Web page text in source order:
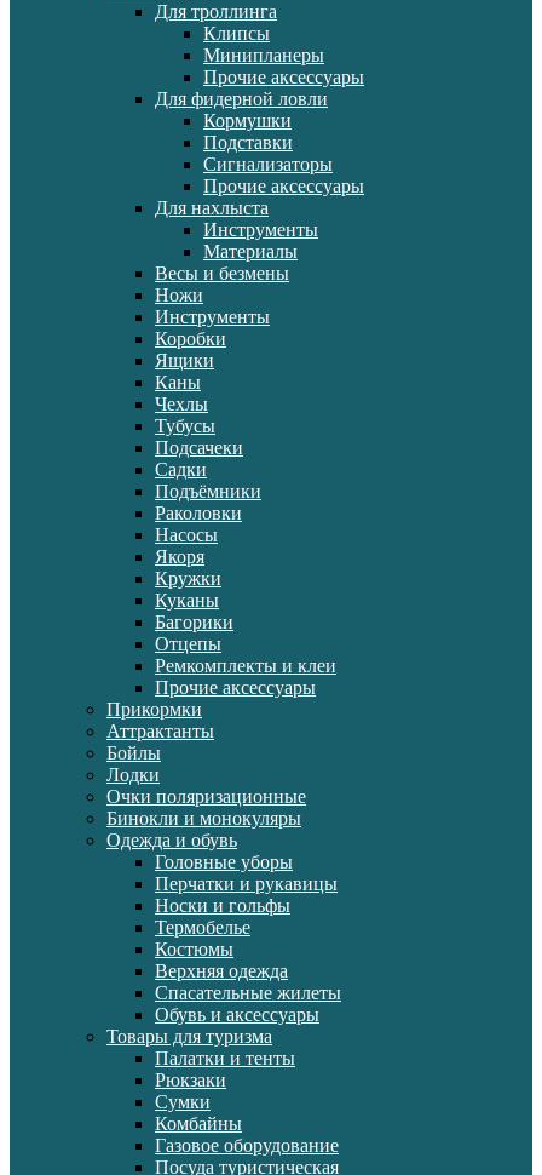
Для троллинга
Клипсы
Минипланеры
Прочие аксессуары
Для фидерной ловли
Кормушки
Подставки
Сигнализаторы
Прочие аксессуары
Для нахлыста
Инструменты
Материалы
Весы и безмены
Ножи
Инструменты
Коробки
Ящики
Каны
Чехлы
Тубусы
Подсачеки
Садки
Подъёмники
Раколовки
Насосы
Якоря
Кружки
Куканы
Багорики
Отцепы
Ремкомплекты и клеи
Прочие аксессуары
Прикормки
Аттрактанты
Бойлы
Лодки
Очки поляризационные
Бинокли и монокуляры
Одежда и обувь
Головные уборы
Перчатки и рукавицы
Носки и гольфы
Термобелье
Костюмы
Верхняя одежда
Спасательные жилеты
Обувь и аксессуары
Товары для туризма
Палатки и тенты
Рюкзаки
Сумки
Комбайны
Газовое оборудование
Посуда туристическая